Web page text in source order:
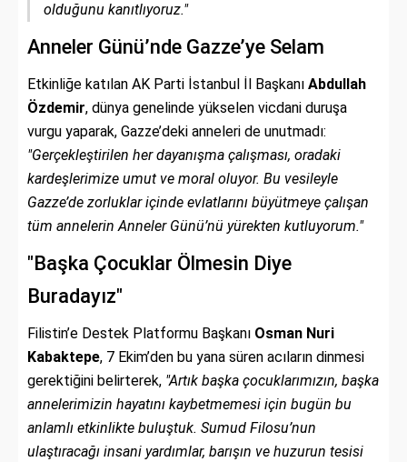
olduğunu kanıtlıyoruz."
Anneler Günü’nde Gazze’ye Selam
Etkinliğe katılan AK Parti İstanbul İl Başkanı Abdullah
Özdemir, dünya genelinde yükselen vicdani duruşa
vurgu yaparak, Gazze’deki anneleri de unutmadı:
"Gerçekleştirilen her dayanışma çalışması, oradaki
kardeşlerimize umut ve moral oluyor. Bu vesileyle
Gazze’de zorluklar içinde evlatlarını büyütmeye çalışan
tüm annelerin Anneler Günü’nü yürekten kutluyorum."
"Başka Çocuklar Ölmesin Diye
Buradayız"
Filistin’e Destek Platformu Başkanı Osman Nuri
Kabaktepe, 7 Ekim’den bu yana süren acıların dinmesi
gerektiğini belirterek, "Artık başka çocuklarımızın, başka
annelerimizin hayatını kaybetmemesi için bugün bu
anlamlı etkinlikte buluştuk. Sumud Filosu’nun
ulaştıracağı insani yardımlar, barışın ve huzurun tesisi